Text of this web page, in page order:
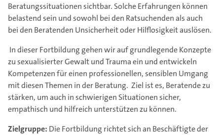
Beratungssituationen sichtbar. Solche Erfahrungen können
belastend sein und sowohl bei den Ratsuchenden als auch
bei den Beratenden Unsicherheit oder Hilflosigkeit auslösen.
In dieser Fortbildung gehen wir auf grundlegende Konzepte
zu sexualisierter Gewalt und Trauma ein und entwickeln
Kompetenzen für einen professionellen, sensiblen Umgang
mit diesen Themen in der Beratung. Ziel ist es, Beratende zu
stärken, um auch in schwierigen Situationen sicher,
empathisch und hilfreich unterstützen zu können.
Zielgruppe: Die Fortbildung richtet sich an Beschäftigte der